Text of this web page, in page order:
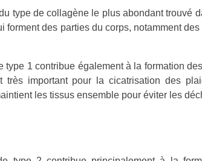
du type de collagène le plus abondant trouvé
forment des parties du corps, notamment
type 1 contribue également à la formation
très important pour la cicatrisation des
les tissus ensemble pour éviter les